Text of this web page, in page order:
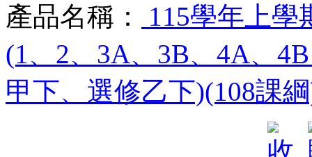
產品名稱：
115學年上學
(1、2、3A、3B、4A、
甲下、選修乙下)(108課